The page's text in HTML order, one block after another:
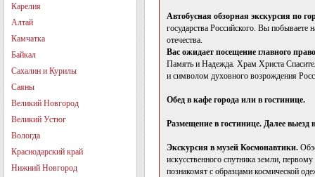
Карелия
Алтай
Камчатка
Байкал
Сахалин и Курилы
Саяны
Великий Новгород
Великий Устюг
Вологда
Краснодарский край
Нижний Новгород
Автобусная обзорная экскурсия по
государства Российского. Вы
отечества.
Вас ожидает посещение главного
Память и Надежда. Храм Христа
и символом духовного возрождения
Обед в кафе города или в гостинице.
Размещение в гостинице. Далее выезд
Экскурсия в музей Космонавтики.
искусственного спутника земли,
познакомят с образцами космической